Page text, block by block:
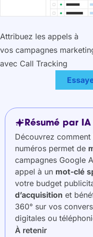
Attribuez les appels à
vos campagnes
avec Call Tracking
Résumé par IA
Découvrez comment
numéros permet de
campagnes Google
appel à un mot-clé
votre budget
d’acquisition et
360° sur vos
digitales ou
À retenir